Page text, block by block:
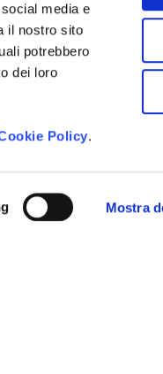
media e
il nostro sito
potrebbero
dei loro
Policy.
Mostra
newsletter e
eventi imperdibili e
dei dati